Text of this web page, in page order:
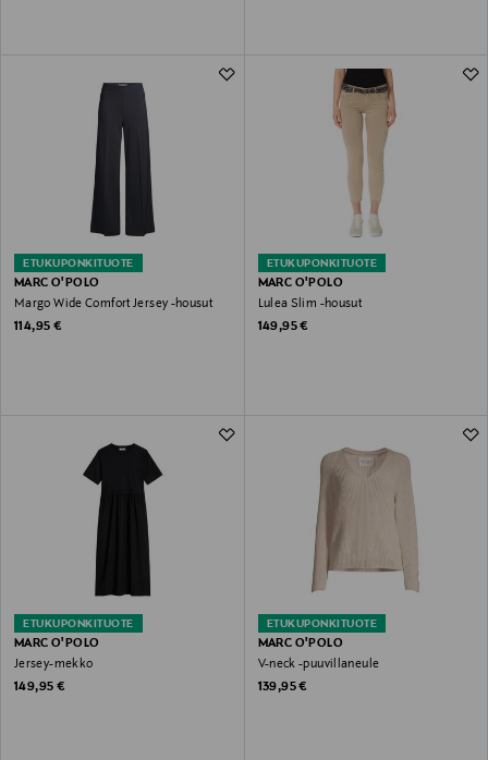
ETUKUPONKITUOTE
MARC O'POLO
Margo Wide Comfort Jersey -housut
Original Price
114,95 €
ETUKUPONKITUOTE
MARC O'POLO
Lulea Slim -housut
Original Price
149,95 €
ETUKUPONKITUOTE
MARC O'POLO
Jersey-mekko
Original Price
149,95 €
ETUKUPONKITUOTE
MARC O'POLO
V-neck -puuvillaneule
Original Price
139,95 €